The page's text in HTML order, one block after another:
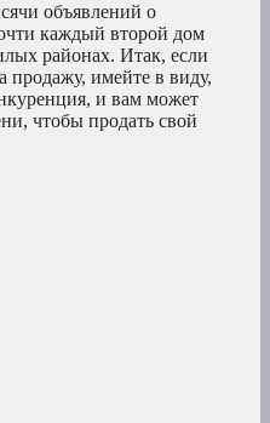
объявлений о
каждый второй дом
районах. Итак, если
продажу, имейте в виду,
и вам может
чтобы продать свой